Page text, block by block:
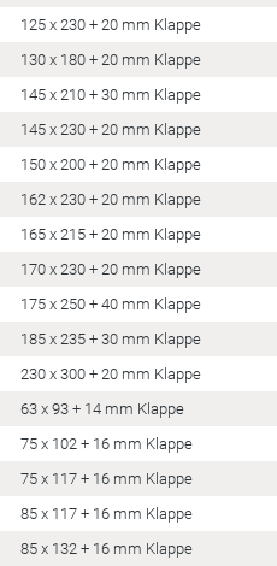
125 x 230 + 20 mm Klappe
130 x 180 + 20 mm Klappe
145 x 210 + 30 mm Klappe
145 x 230 + 20 mm Klappe
150 x 200 + 20 mm Klappe
162 x 230 + 20 mm Klappe
165 x 215 + 20 mm Klappe
170 x 230 + 20 mm Klappe
175 x 250 + 40 mm Klappe
185 x 235 + 30 mm Klappe
230 x 300 + 20 mm Klappe
63 x 93 + 14 mm Klappe
75 x 102 + 16 mm Klappe
75 x 117 + 16 mm Klappe
85 x 117 + 16 mm Klappe
85 x 132 + 16 mm Klappe